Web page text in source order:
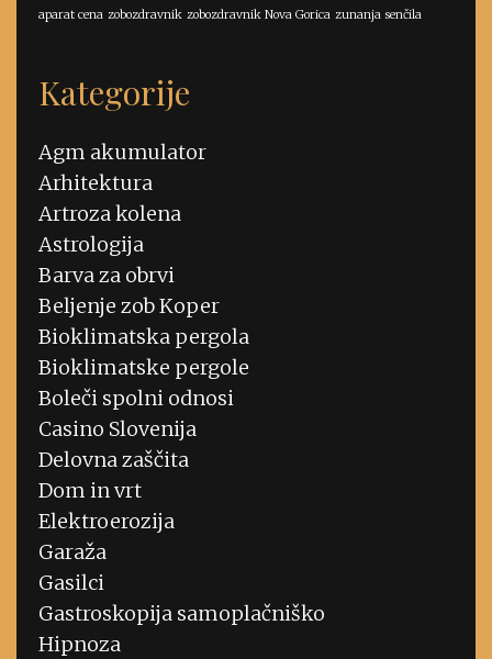
aparat cena zobozdravnik zobozdravnik Nova Gorica zunanja senčila
Kategorije
Agm akumulator
Arhitektura
Artroza kolena
Astrologija
Barva za obrvi
Beljenje zob Koper
Bioklimatska pergola
Bioklimatske pergole
Boleči spolni odnosi
Casino Slovenija
Delovna zaščita
Dom in vrt
Elektroerozija
Garaža
Gasilci
Gastroskopija samoplačniško
Hipnoza